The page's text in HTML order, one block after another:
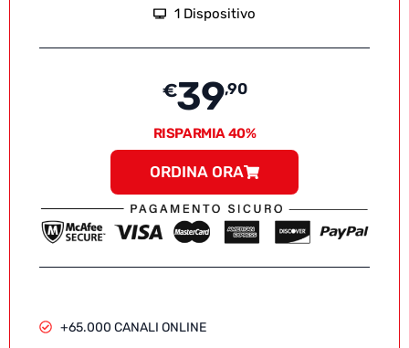
1 Dispositivo
€39,90
RISPARMIA 40%
ORDINA ORA
+65.000 CANALI ONLINE